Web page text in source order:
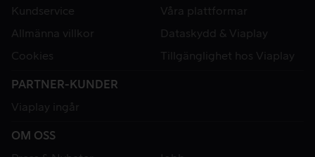
Kundservice
Våra plattformar
Allmänna villkor
Dataskydd & Viaplay
Cookies
Tillgänglighet hos Viaplay
PARTNER-KUNDER
Viaplay ingår
OM OSS